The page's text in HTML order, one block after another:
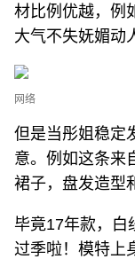
材比例优越，例
大气不失妩媚动
网络
但是当彤姐稳定
意。例如这条来
裙子，盘发造型
毕竟17年款，白
过季啦！模特上